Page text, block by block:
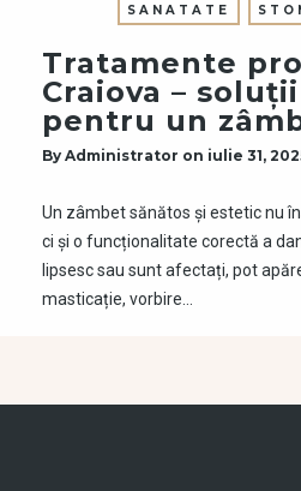
SANATATE
Tratamente
Craiova –
pentru un
By Administrator on iulie 31,
Un zâmbet sănătos și estetic nu
ci și o funcționalitate corectă a
lipsesc sau sunt afectați, pot
masticație, vorbire…